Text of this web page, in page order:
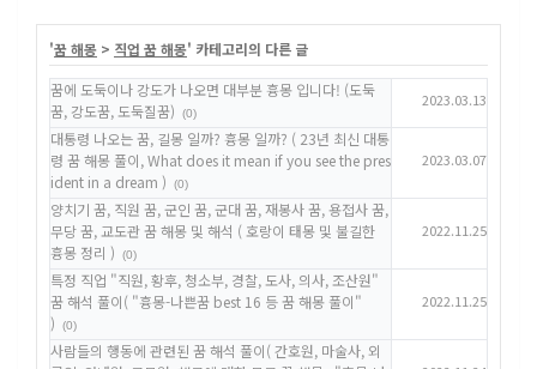
'꿈 해몽 > 직업 꿈 해몽' 카테고리의 다른 글
꿈에 도둑이나 강도가 나오면 대부분 흉몽 입니다! (도둑
꿈, 강도꿈, 도둑질꿈)
(0)
2023.03.13
대통령 나오는 꿈, 길몽 일까? 흉몽 일까? ( 23년 최신 대통
령 꿈 해몽 풀이, What does it mean if you see the pres
ident in a dream )
(0)
2023.03.07
양치기 꿈, 직원 꿈, 군인 꿈, 군대 꿈, 재봉사 꿈, 용접사 꿈,
무당 꿈, 교도관 꿈 해몽 및 해석 ( 호랑이 태몽 및 불길한
흉몽 정리 )
(0)
2022.11.25
특정 직업 "직원, 황후, 청소부, 경찰, 도사, 의사, 조산원"
꿈 해석 풀이( "흉몽-나쁜꿈 best 16 등 꿈 해몽 풀이"
)
(0)
2022.11.25
사람들의 행동에 관련된 꿈 해석 풀이( 간호원, 마술사, 외